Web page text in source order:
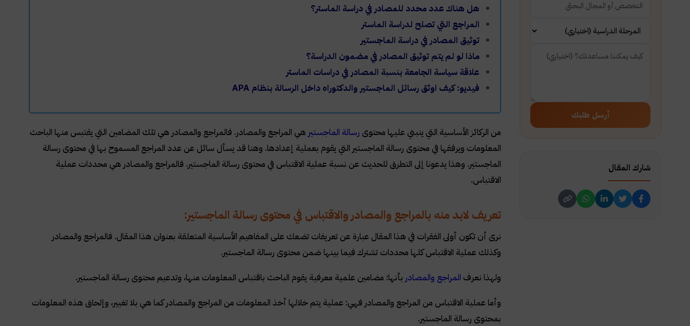
أرسل طلبك
شارك المقال
هل هناك عدد محدد للمصادر في دراسة الماستر؟
المراجع التي تصلح لدراسة الماستر
توثيق المصادر في دراسة الماجستير
ماذا لو لم يتم توثيق المصادر في مضمون الدراسة؟
علاقة سياسة الجامعة بنسبة المصادر في دراسات الماستر
فيديو: كيف اوثق رسائل الماجستير والدكتوراه داخل الرسالة بنظام APA
من الركائز الأساسية التي ينبني عليها محتوى رسالة الماجستير هي المراجع والمصادر. فالمراجع والمصادر هي تلك المضامين التي يقتبس منها الباحث
المعلومات ويرفقها في محتوى رسالة الماجستير التي يقوم بعملية إعدادها. وهنا قد يسأل سائل عن عدد المراجع المسموح بها في محتوى رسالة
الماجستير. وهذا يدعونا إلى التطرق للحديث عن نسبة عملية الاقتباس في محتوى رسالة الماجستير. فالمراجع والمصادر هي محددات عملية
الاقتباس.
تعريف لابد منه بالمراجع والمصادر والاقتباس في محتوى رسالة الماجستير:
نرى أن تكون أولى الفقرات في هذا المقال عبارة عن تعريفات تضعك على المفاهيم الأساسية المتعلقة بعنوان هذا المقال. فالمراجع والمصادر
وكذلك عملية الاقتباس كلها محددات تشترك فيما بينها ضمن محتوى رسالة الماجستير.
ولهذا نعرف المراجع والمصادر بأنها: مضامين علمية معرفية يقوم الباحث باقتباس المعلومات منها، وتدعيم محتوى رسالة الماجستير.
وأما عملية الاقتباس من المراجع والمصادر فهي: عملية يتم خلالها أخذ المعلومات من المراجع والمصادر كما هي بلا تغيير، وإلحاق هذه المعلومات
بمحتوى رسالة الماجستير.